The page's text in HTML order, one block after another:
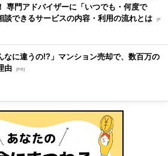
専門アドバイザーに「いつでも・何度で
談できるサービスの内容・利用の流れとは [P
なに違うの!?」マンション売却で、数百万の
由 [PR]